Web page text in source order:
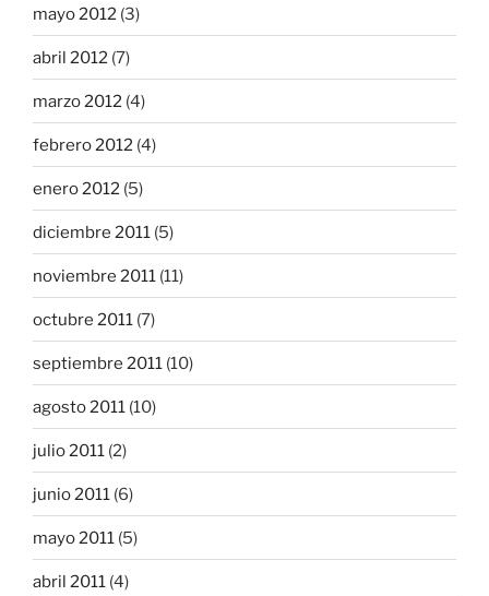
mayo 2012 (3)
abril 2012 (7)
marzo 2012 (4)
febrero 2012 (4)
enero 2012 (5)
diciembre 2011 (5)
noviembre 2011 (11)
octubre 2011 (7)
septiembre 2011 (10)
agosto 2011 (10)
julio 2011 (2)
junio 2011 (6)
mayo 2011 (5)
abril 2011 (4)